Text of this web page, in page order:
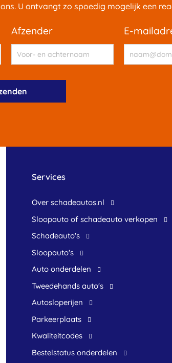
U ontvangt zo spoedig mogelijk een
afzender e-
Services
Over schadeautos.nl
Sloopauto of schadeauto verkopen
Schadeauto's
Sloopauto's
Auto onderdelen
Tweedehands auto's
Autosloperijen
Parkeerplaats
Kwaliteitcodes
Bestelstatus onderdelen